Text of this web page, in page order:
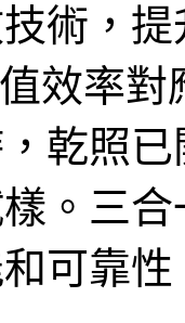
術，
效率
乾照
。三
可靠